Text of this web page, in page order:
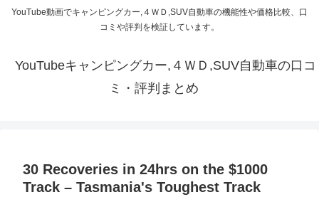
YouTube動画でキャンピングカー,４ＷＤ,SUV自動車の機能性や価格比較、口
コミや評判を検証しています。
YouTubeキャンピングカー,４ＷＤ,SUV自動車の口コ
ミ・評判まとめ
30 Recoveries in 24hrs on the $1000
Track – Tasmania's Toughest Track